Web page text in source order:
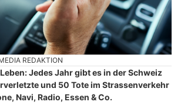
REDAKTION
Jedes Jahr gibt es in der Schweiz
und 50 Tote im Strassenverkehr
Navi, Radio, Essen & Co.